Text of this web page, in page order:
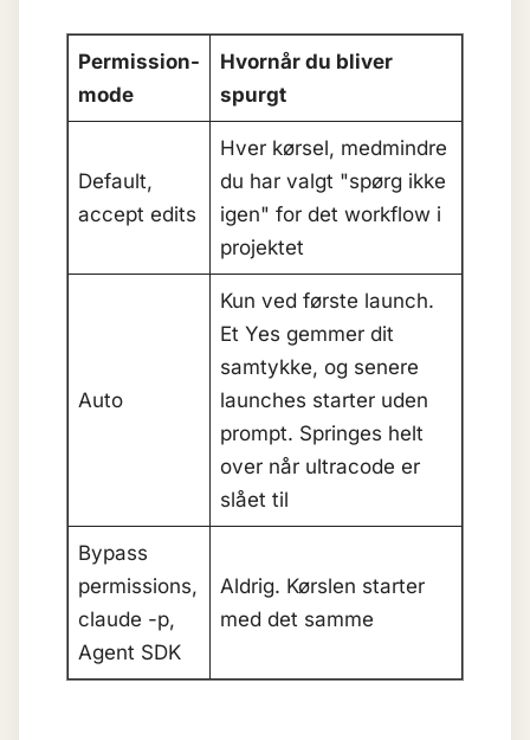
Permission-
mode
Hvornår du bliver
spurgt
Default,
accept edits
Hver kørsel, medmindre
du har valgt "spørg ikke
igen" for det workflow i
projektet
Auto
Kun ved første launch.
Et Yes gemmer dit
samtykke, og senere
launches starter uden
prompt. Springes helt
over når ultracode er
slået til
Bypass
permissions,
claude -p,
Agent SDK
Aldrig. Kørslen starter
med det samme